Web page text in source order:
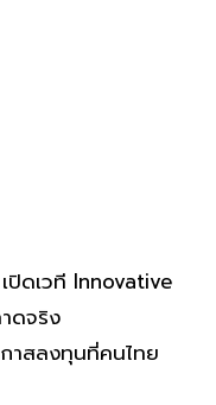
ปิดเวที Innovative
ดจริง
าสลงทุนที่คนไทย